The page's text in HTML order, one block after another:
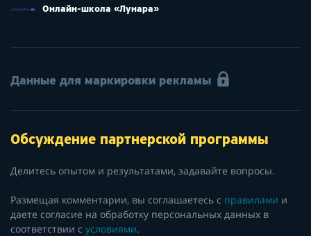
Онлайн-школа «Лунара»
Данные для маркировки рекламы
Обсуждение партнерской программы
Делитесь опытом и результатами, задавайте вопросы.
Размещая комментарии, вы соглашаетесь с правилами и
даете согласие на обработку персональных данных в
соответствии с условиями.